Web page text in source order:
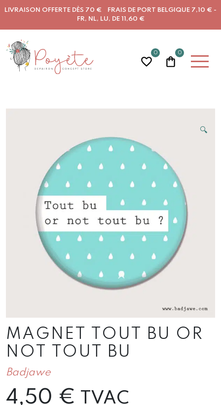
LIVRAISON OFFERTE DÈS 70 € FRAIS DE PORT BELGIQUE 7,10 € -
FR, NL, LU, DE 11,60 €
0 0
🔍
MAGNET TOUT BU OR
NOT TOUT BU
Badjawe
4,50 € TVAC